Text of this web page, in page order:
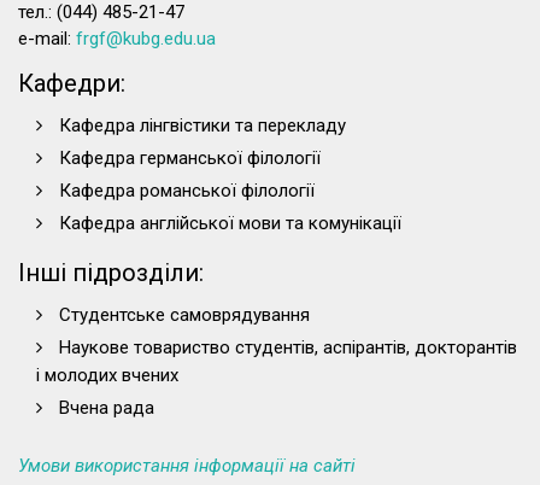
тел.: (044) 485-21-47
e-mail: frgf@kubg.edu.ua
Кафедри:
Кафедра лінгвістики та перекладу
Кафедра германської філології
Кафедра романської філології
Кафедра англійської мови та комунікації
Інші підрозділи:
Студентське самоврядування
Наукове товариство студентів, аспірантів, докторантів
і молодих вчених
Вчена рада
Умови використання інформації на сайті